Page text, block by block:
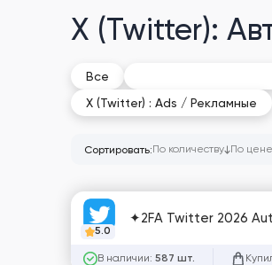
X (Twitter):
Все
X (Twitter) : Ads / Рекламные
Сортировать:По количеству По цене
5.0
✦2FA Twitter 2026
В наличии: 587 шт.